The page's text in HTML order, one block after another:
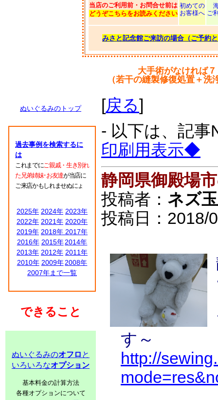
当店のご利用前・お問合せ前は
どうぞこちらをお読みください
初めての
お客様へ ご
みさと記念館ご来訪の場合（ご予約
大手術がなければ
（若干の縫製修復処置＋
ぬいぐるみのトップ
過去事例を検索するに
は
これまでにご親戚・生き別れ
た兄弟姉妹･お友達が当店に
ご来店かもしれませぬにょ
2025年 2024年 2023年
2022年 2021年 2020年
2019年 2018年 2017年
2016年 2015年 2014年
2013年 2012年 2011年
2010年 2009年 2008年
2007年まで一覧
できること
ぬいぐるみのオフロ と
いろいろなオプション
基本料金の計算方法
各種オプションについて
[戻る]
- 以下は、記事
印刷用表示◆
静岡県御殿場
投稿者： ネズ
投稿日：2018/
す～
http://